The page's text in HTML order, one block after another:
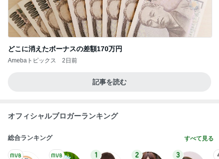
どこに消えたボーナスの差額170万円
Amebaトピックス 2日前
記事を読む
オフィシャルブロガーランキング
総合ランキング すべて見る
1 2 3